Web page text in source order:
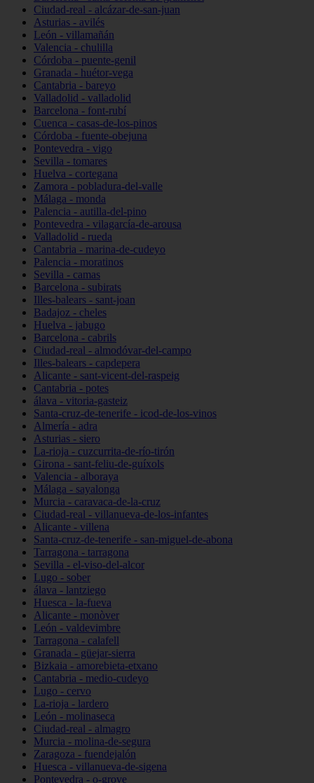
Ciudad-real - alcázar-de-san-juan
Asturias - avilés
León - villamañán
Valencia - chulilla
Córdoba - puente-genil
Granada - huétor-vega
Cantabria - bareyo
Valladolid - valladolid
Barcelona - font-rubí
Cuenca - casas-de-los-pinos
Córdoba - fuente-obejuna
Pontevedra - vigo
Sevilla - tomares
Huelva - cortegana
Zamora - pobladura-del-valle
Málaga - monda
Palencia - autilla-del-pino
Pontevedra - vilagarcía-de-arousa
Valladolid - rueda
Cantabria - marina-de-cudeyo
Palencia - moratinos
Sevilla - camas
Barcelona - subirats
Illes-balears - sant-joan
Badajoz - cheles
Huelva - jabugo
Barcelona - cabrils
Ciudad-real - almodóvar-del-campo
Illes-balears - capdepera
Alicante - sant-vicent-del-raspeig
Cantabria - potes
álava - vitoria-gasteiz
Santa-cruz-de-tenerife - icod-de-los-vinos
Almería - adra
Asturias - siero
La-rioja - cuzcurrita-de-río-tirón
Girona - sant-feliu-de-guíxols
Valencia - alboraya
Málaga - sayalonga
Murcia - caravaca-de-la-cruz
Ciudad-real - villanueva-de-los-infantes
Alicante - villena
Santa-cruz-de-tenerife - san-miguel-de-abona
Tarragona - tarragona
Sevilla - el-viso-del-alcor
Lugo - sober
álava - lantziego
Huesca - la-fueva
Alicante - monòver
León - valdevimbre
Tarragona - calafell
Granada - güejar-sierra
Bizkaia - amorebieta-etxano
Cantabria - medio-cudeyo
Lugo - cervo
La-rioja - lardero
León - molinaseca
Ciudad-real - almagro
Murcia - molina-de-segura
Zaragoza - fuendejalón
Huesca - villanueva-de-sigena
Pontevedra - o-grove